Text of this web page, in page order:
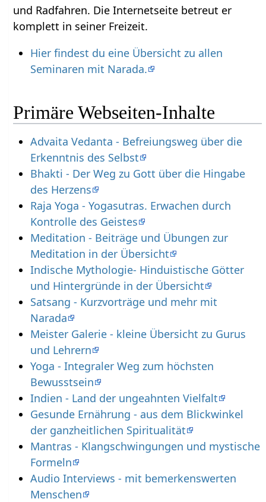
und Radfahren. Die Internetseite betreut er
komplett in seiner Freizeit.
Hier findest du eine Übersicht zu allen
Seminaren mit Narada.
Primäre Webseiten-Inhalte
Advaita Vedanta - Befreiungsweg über die
Erkenntnis des Selbst
Bhakti - Der Weg zu Gott über die Hingabe
des Herzens
Raja Yoga - Yogasutras. Erwachen durch
Kontrolle des Geistes
Meditation - Beiträge und Übungen zur
Meditation in der Übersicht
Indische Mythologie- Hinduistische Götter
und Hintergründe in der Übersicht
Satsang - Kurzvorträge und mehr mit
Narada
Meister Galerie - kleine Übersicht zu Gurus
und Lehrern
Yoga - Integraler Weg zum höchsten
Bewusstsein
Indien - Land der ungeahnten Vielfalt
Gesunde Ernährung - aus dem Blickwinkel
der ganzheitlichen Spiritualität
Mantras - Klangschwingungen und mystische
Formeln
Audio Interviews - mit bemerkenswerten
Menschen